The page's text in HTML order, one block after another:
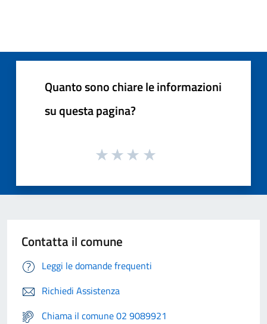
Quanto sono chiare le informazioni
su questa pagina?
Contatta il comune
Leggi le domande frequenti
Richiedi Assistenza
Chiama il comune 02 9089921